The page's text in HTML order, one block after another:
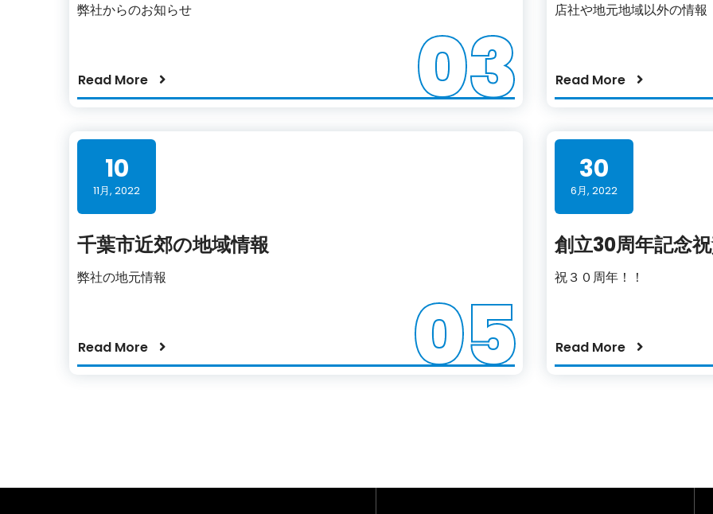
弊社からのお知らせ
Read More 03
店社や地元地域以外の情報
Read More
10
11月, 2022
千葉市近郊の地域情報
弊社の地元情報
Read More 05
30
6月, 2022
創立30周年記念
祝３０周年！！
Read More